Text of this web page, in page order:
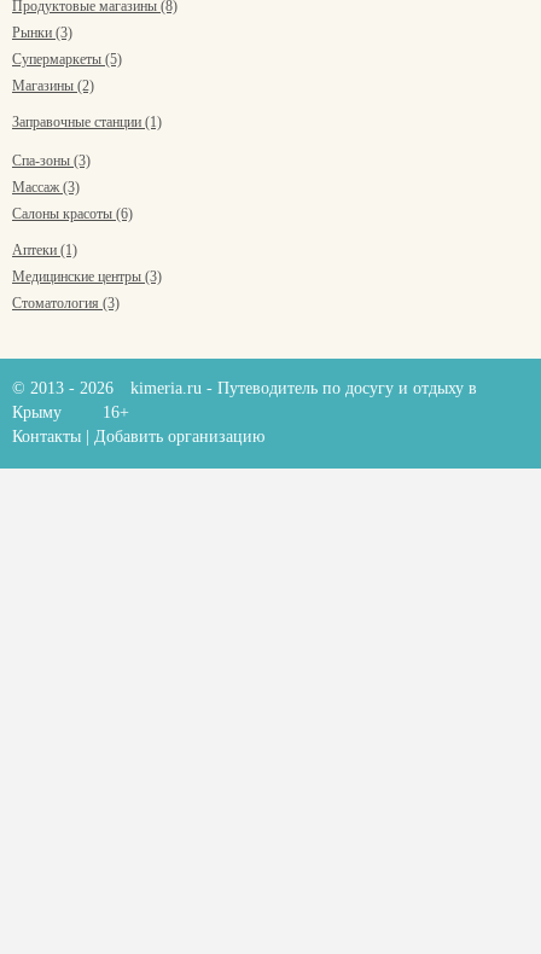
Продуктовые магазины (8)
Рынки (3)
Супермаркеты (5)
Магазины (2)
Заправочные станции (1)
Спа-зоны (3)
Массаж (3)
Салоны красоты (6)
Аптеки (1)
Медицинские центры (3)
Стоматология (3)
© 2013 - 2026 kimeria.ru - Путеводитель по досугу и отдыху в
Крыму
16+
Контакты
Добавить организацию